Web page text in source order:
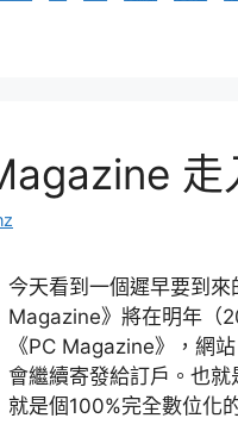
走
今天看到一個遲早要到
Magazine》將在明年（
《PC Magazine》，網站
會繼續寄發給訂戶。也
就是個100%完全數位化